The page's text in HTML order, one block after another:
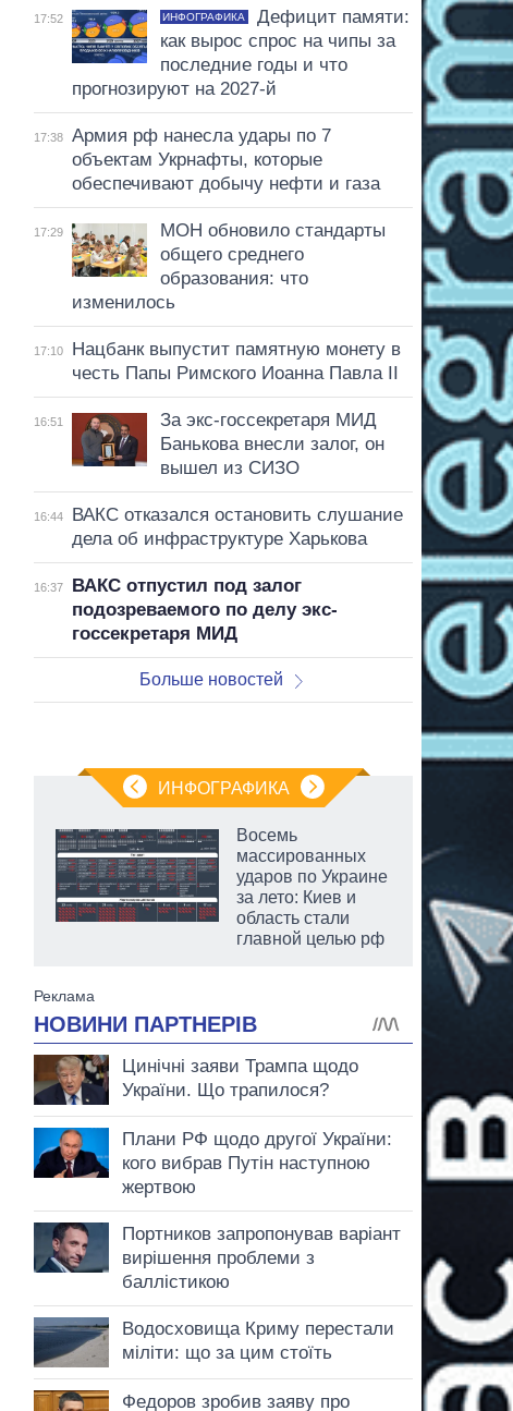
17:52 ИНФОГРАФИКА
Дефицит памяти:
как вырос спрос на чипы за
последние годы и что
прогнозируют на 2027-й
17:38
Армия рф нанесла удары по 7
объектам Укрнафты, которые
обеспечивают добычу нефти и газа
17:29
МОН обновило стандарты
общего среднего
образования: что
изменилось
17:10
Нацбанк выпустит памятную монету в
честь Папы Римского Иоанна Павла II
16:51
За экс-госсекретаря МИД
Банькова внесли залог, он
вышел из СИЗО
16:44
ВАКС отказался остановить слушание
дела об инфраструктуре Харькова
16:37
ВАКС отпустил под залог
подозреваемого по делу экс-
госсекретаря МИД
Больше новостей
ИНФОГРАФИКА
Восемь
массированных
ударов по Украине
за лето: Киев и
область стали
главной целью рф